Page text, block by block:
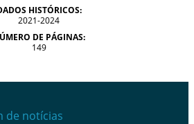
HISTÓRICOS:
2021-2024
DE PÁGINAS:
149
de notícias